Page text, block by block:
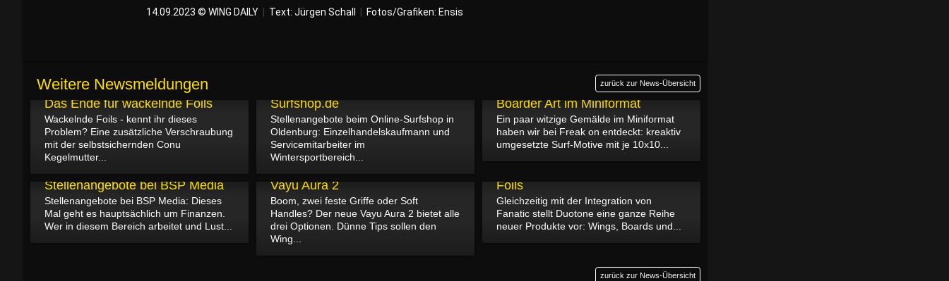
14.09.2023 © WING DAILY Text: Jürgen Schall Fotos/Grafiken: Ensis
Weitere Newsmeldungen zurück zur News-Übersicht
22.09.2023
Das Ende für wackelnde Foils
Wackelnde Foils - kennt ihr dieses
Problem? Eine zusätzliche Verschraubung
mit der selbstsichernden Conu
Kegelmutter...
Surfshop.de
Stellenangebote beim Online-Surfshop in
Oldenburg: Einzelhandelskaufmann und
Servicemitarbeiter im
Wintersportbereich...
Boarder Art im Miniformat
Ein paar witzige Gemälde im Miniformat
haben wir bei Freak on entdeckt: kreaktiv
umgesetzte Surf-Motive mit je 10x10...
Stellenangebote bei BSP Media
Stellenangebote bei BSP Media: Dieses
Mal geht es hauptsächlich um Finanzen.
Wer in diesem Bereich arbeitet und Lust...
Vayu Aura 2
Boom, zwei feste Griffe oder Soft
Handles? Der neue Vayu Aura 2 bietet alle
drei Optionen. Dünne Tips sollen den
Wing...
Foils
Gleichzeitig mit der Integration von
Fanatic stellt Duotone eine ganze Reihe
neuer Produkte vor: Wings, Boards und...
zurück zur News-Übersicht